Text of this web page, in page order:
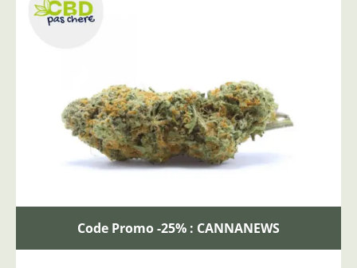
Code Promo -25% : CANNANEWS